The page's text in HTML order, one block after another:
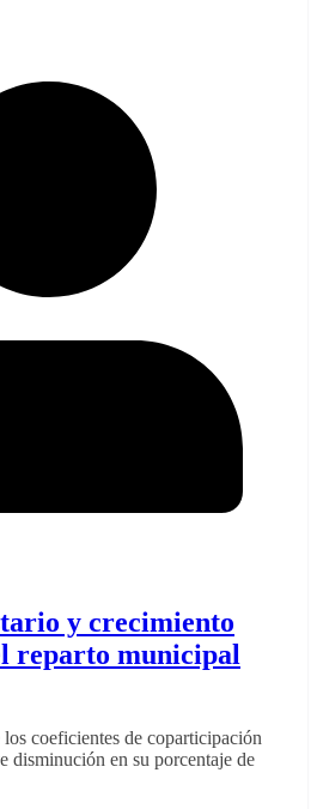
y crecimiento
reparto municipal
coeficientes de coparticipación
disminución en su porcentaje de